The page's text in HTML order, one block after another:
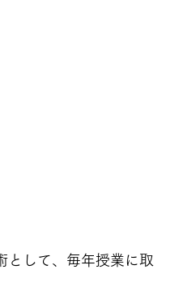
として、毎年授業に取